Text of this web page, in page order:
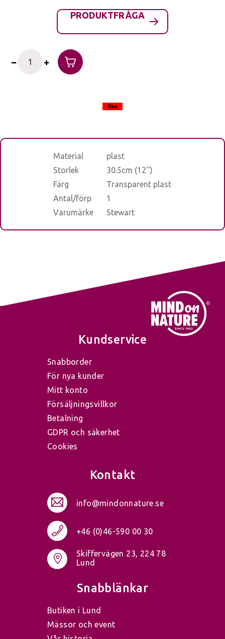
PRODUKTFRÅGA
Material
plast
Storlek
30.5cm (12'')
Färg
Transparent plast
Antal/förp
1
Varumärke
Stewart
Kundservice
Snabborder
För nya kunder
Mitt konto
Försäljningsvillkor
Betalning
GDPR och säkerhet
Cookies
Kontakt
info@mindonnature.se
+46 (0)46-590 00 30
Skiffervägen 23, 224 78
Lund
Snabblänkar
Butiken i Lund
Mässor och event